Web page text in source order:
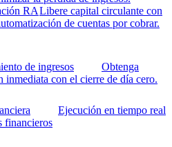
RALibere capital circulante con
de cuentas por cobrar.
de ingresos
Obtenga
inmediata con el cierre de día cero.
Ejecución en tiempo real
financieros